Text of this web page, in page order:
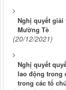
Nghị quyết giải
Mường Tè
(20/12/2021)
Nghị quyết
lao động trong
trong các tổ